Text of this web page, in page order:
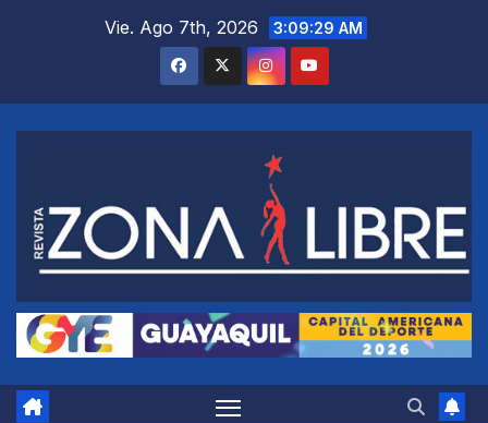
Vie. Ago 7th, 2026 3:09:30 AM